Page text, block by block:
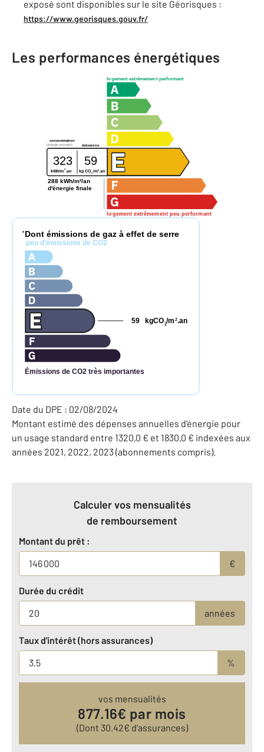
exposé sont disponibles sur le site Géorisques :
https://www.georisques.gouv.fr/
Les performances énergétiques
logement extrêmement performant
logement extrêmement peu performant
consommation
émissions
(énergie primaire)
323 59
kWh/m2.an kg CO2/m2 .an
288 kWh/m²/an
d'énergie finale
* Dont émissions de gaz à effet de serre
peu d'émissions de CO2
Émissions de CO2 très importantes
kgCO2/m 2.an
59
Date du DPE : 02/08/2024
Montant estimé des dépenses annuelles d'énergie pour
un usage standard entre 1320,0 € et 1830,0 € indexées aux
années 2021, 2022, 2023 (abonnements compris).
Calculer vos mensualités
de remboursement
Montant du prêt :
€
Durée du crédit
années
Taux d'intérêt (hors assurances)
%
vos mensualités
877.16€ par mois
(Dont 30.42€ d’assurances)